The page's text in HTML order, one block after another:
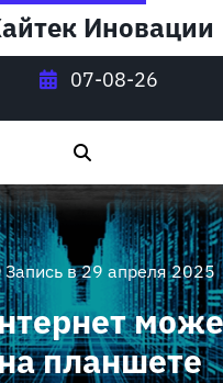
Иновации
07-08-26
Запись в 29 апреля 2025
планшете